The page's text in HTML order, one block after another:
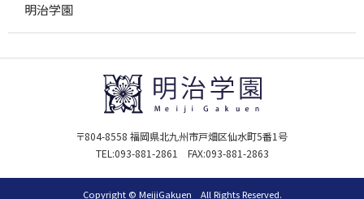
明治学園
〒804-8558 福岡県北九州市戸畑区仙水町5番1号
TEL:093-881-2861 FAX:093-881-2863
Copyright © MeijiGakuen All Rights Reserved.